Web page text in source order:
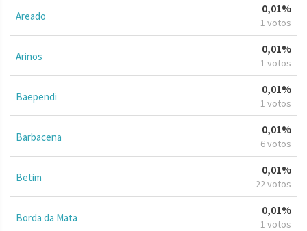
Areado
0,01%
1 votos
Arinos
0,01%
1 votos
Baependi
0,01%
1 votos
Barbacena
0,01%
6 votos
Betim
0,01%
22 votos
Borda da Mata
0,01%
1 votos